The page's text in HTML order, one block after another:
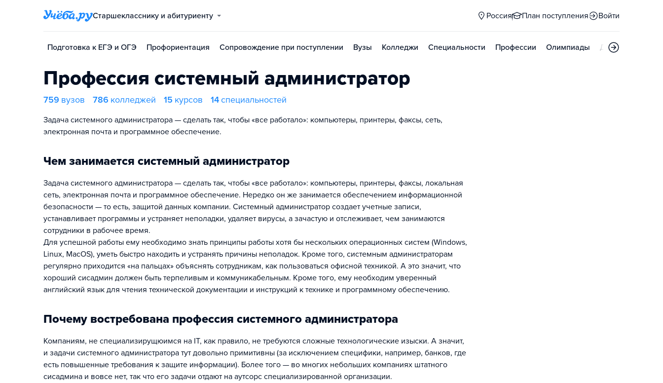
Старшекласснику и абитуриенту Россия План поступления Войти
Подготовка к ЕГЭ и ОГЭ Профориентация Сопровождение при поступлении Вузы Колледжи Специальности Профессии Олимпиады Дни открытых
Профессия системный администратор
759 вузов 786 колледжей 15 курсов 14специальностей
Задача системного администратора — сделать так, чтобы «все работало»: компьютеры, принтеры, факсы, сеть,
электронная почта и программное обеспечение.
Чем занимается системный администратор
Задача системного администратора — сделать так, чтобы «все работало»: компьютеры, принтеры, факсы, локальная
сеть, электронная почта и программное обеспечение. Нередко он же занимается обеспечением информационной
безопасности — то есть, защитой данных компании. Системный администратор создает учетные записи,
устанавливает программы и устраняет неполадки, удаляет вирусы, а зачастую и отслеживает, чем занимаются
сотрудники в рабочее время.
Для успешной работы ему необходимо знать принципы работы хотя бы нескольких операционных систем (Windows,
Linux, MacOS), уметь быстро находить и устранять причины неполадок. Кроме того, системным администраторам
регулярно приходится «на пальцах» объяснять сотрудникам, как пользоваться офисной техникой. А это значит, что
хороший сисадмин должен быть терпеливым и коммуникабельным. Кроме того, ему необходим уверенный
английский язык для чтения технической документации и инструкций к технике и программному обеспечению.
Почему востребована профессия системного администратора
Компаниям, не специализирущюимся на IT, как правило, не требуются сложные технологические изыски. А значит,
и задачи системного администратора тут довольно примитивны (за исключением специфики, например, банков, где
есть повышенные требования к защите информации). Более того — во многих небольших компаниях штатного
сисадмина и вовсе нет, так что его задачи отдают на аутсорс специализированной организации.